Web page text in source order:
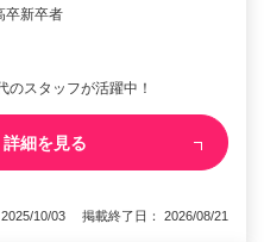
新卒者
スタッフが活躍中！
詳細を見る
10/03 掲載終了日： 2026/08/21